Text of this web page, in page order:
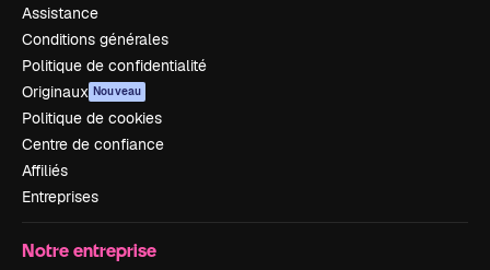
Assistance
Conditions générales
Politique de confidentialité
Originaux Nouveau
Politique de cookies
Centre de confiance
Affiliés
Entreprises
Notre entreprise